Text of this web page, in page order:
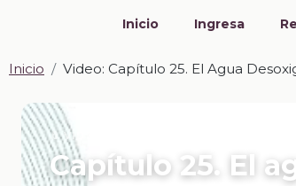
Inicio Ingresa
Inicio Video: Capítulo 25. El Agua
📎 VIDEO · MP4
Capítulo 25. El